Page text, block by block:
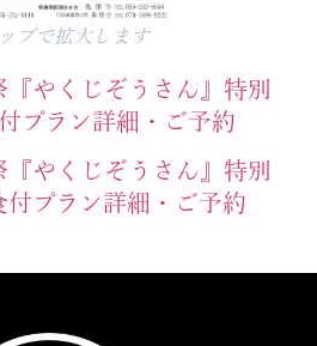
プで拡大します
やくじぞうさん』特別
プラン詳細・ご予約
やくじぞうさん』特別
プラン詳細・ご予約